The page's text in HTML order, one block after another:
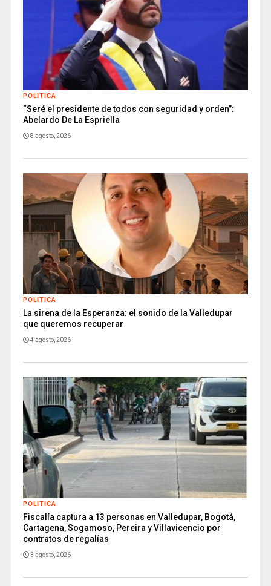
POLITICA
“Seré el presidente de todos con seguridad y orden”:
Abelardo De La Espriella
8 agosto, 2026
POLITICA
La sirena de la Esperanza: el sonido de la Valledupar
que queremos recuperar
4 agosto, 2026
POLITICA
Fiscalía captura a 13 personas en Valledupar, Bogotá,
Cartagena, Sogamoso, Pereira y Villavicencio por
contratos de regalías
3 agosto, 2026